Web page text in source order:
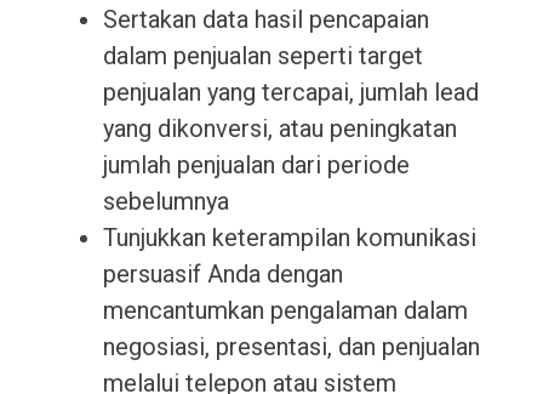
Sertakan data hasil pencapaian
dalam penjualan seperti target
penjualan yang tercapai, jumlah lead
yang dikonversi, atau peningkatan
jumlah penjualan dari periode
sebelumnya
Tunjukkan keterampilan komunikasi
persuasif Anda dengan
mencantumkan pengalaman dalam
negosiasi, presentasi, dan penjualan
melalui telepon atau sistem